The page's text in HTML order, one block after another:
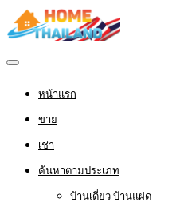
หน้าแรก
ขาย
เช่า
ค้นหาตามประเภท
บ้านเดี่ยว บ้านแฝด